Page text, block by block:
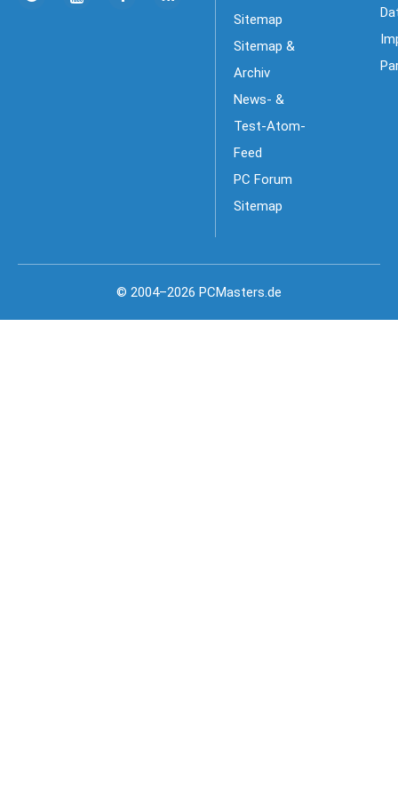
Sitemap
Sitemap &
Archiv
News- &
Test-Atom-
Feed
PC Forum
Sitemap
© 2004–2026 PCMasters.de